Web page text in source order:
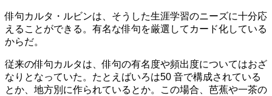
俳句カルタ・ルビンは、そうした生涯学習のニーズに十分応
えることができる。有名な俳句を厳選してカード化している
からだ。
従来の俳句カルタは、俳句の有名度や頻出度についてはおざ
なりとなっていた。たとえばいろは50 音で構成されている
とか、地方別に作られているとか。この場合、芭蕉や一茶の